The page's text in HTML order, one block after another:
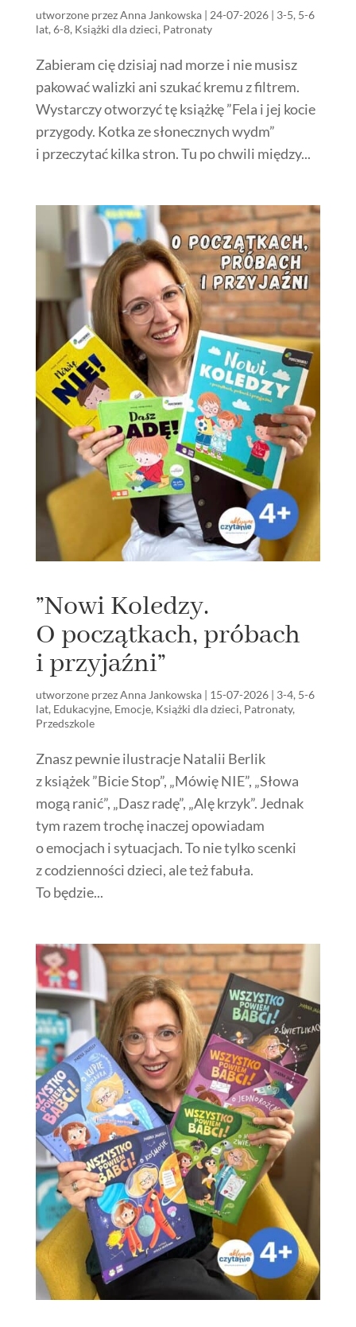
utworzone przezAnna Jankowska| 24-07-2026| 3-5, 5-6
lat, 6-8, Książki dla dzieci, Patronaty
Zabieram cię dzisiaj nad morze i nie musisz
pakować walizki ani szukać kremu z filtrem.
Wystarczy otworzyć tę książkę ”Fela i jej kocie
przygody. Kotka ze słonecznych wydm”
i przeczytać kilka stron. Tu po chwili między...
”Nowi Koledzy.
O początkach, próbach
i przyjaźni”
utworzone przezAnna Jankowska| 15-07-2026| 3-4, 5-6
lat, Edukacyjne, Emocje, Książki dla dzieci, Patronaty,
Przedszkole
Znasz pewnie ilustracje Natalii Berlik
z książek ”Bicie Stop”, „Mówię NIE”, „Słowa
mogą ranić”, „Dasz radę”, „Alę krzyk”. Jednak
tym razem trochę inaczej opowiadam
o emocjach i sytuacjach. To nie tylko scenki
z codzienności dzieci, ale też fabuła.
To będzie...